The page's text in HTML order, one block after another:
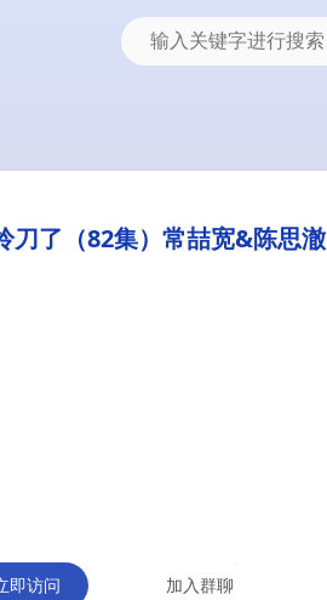
刀了（82集）常喆宽&陈思澈
即访问 加入群聊